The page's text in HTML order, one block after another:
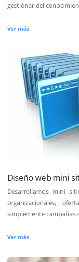
gestiónar del
Ver más
Diseño web mini
Desarrollamos mini
organizacionales,
simplemente campañas
Ver más